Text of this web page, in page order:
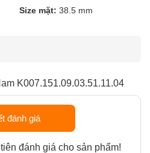
Size mặt: 38.5 mm
K007.151.09.03.51.11.04
đánh giá
đánh giá cho sản phẩm!